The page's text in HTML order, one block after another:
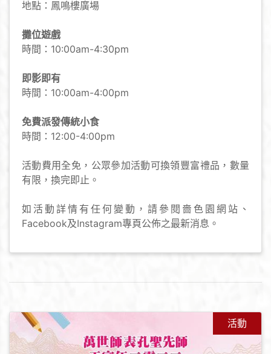
地點：鳳鳴樓廣場
攤位遊戲
時間：10:00am-4:30pm
即影即有
時間：10:00am-4:00pm
免費派發傳統小食
時間：12:00-4:00pm
活動費用全免，公眾參加活動可換領豐富禮品，數量
有限，換完即止。
如活動詳情有任何變動，請參閱嗇色園網站、
Facebook及Instagram專頁公佈之最新消息。
活動